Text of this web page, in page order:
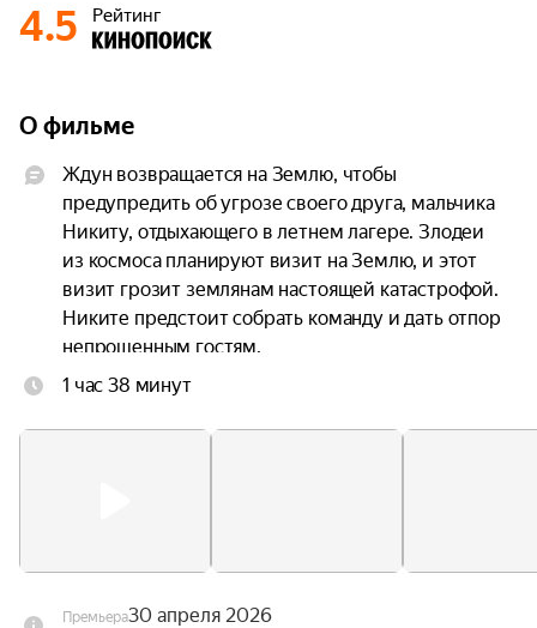
4.5 Рейтинг
О фильме
Ждун возвращается на Землю, чтобы
предупредить об угрозе своего друга, мальчика
Никиту, отдыхающего в летнем лагере. Злодеи
из космоса планируют визит на Землю, и этот
визит грозит землянам настоящей катастрофой.
Никите предстоит собрать команду и дать отпор
непрошенным гостям.
1 час 38 минут
Премьера30 апреля 2026